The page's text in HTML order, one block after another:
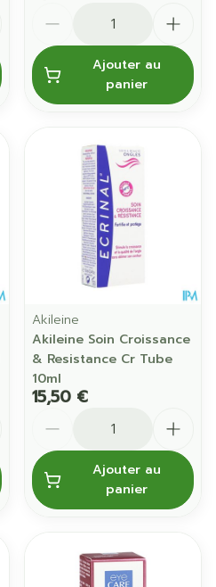
Ajouter au
panier
Akileine
Akileine Soin Croissance
& Resistance Cr Tube
10ml
15,50 €
Ajouter au
panier